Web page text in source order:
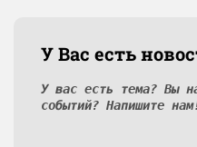
У Вас есть
У вас есть тема? Вы
событий? Напишите